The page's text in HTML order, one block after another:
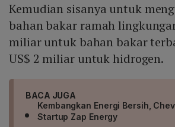
Kemudian sisanya untuk
bahan bakar ramah
miliar untuk bahan bakar
US$ 2 miliar untuk hidrogen.
BACA JUGA
Kembangkan Energi Bersih,
Startup Zap Energy